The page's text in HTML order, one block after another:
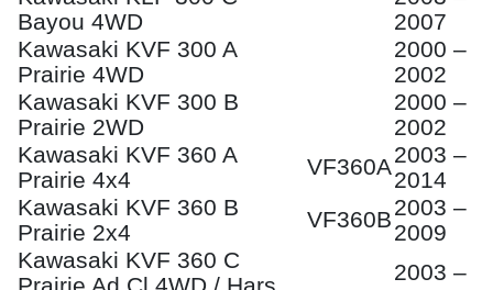
Bayou 4WD
2007
Kawasaki KVF 300 A
Prairie 4WD
2000 –
2002
Kawasaki KVF 300 B
Prairie 2WD
2000 –
2002
Kawasaki KVF 360 A
Prairie 4x4
VF360A2003 –
2014
Kawasaki KVF 360 B
Prairie 2x4
VF360B2003 –
2009
Kawasaki KVF 360 C
Prairie Ad Cl 4WD / Hars
2003 –